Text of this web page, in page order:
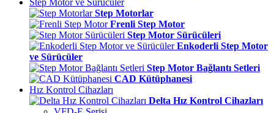
Step Motor ve Sürücüler
Step Motorlar
Frenli Step Motor
Step Motor Sürücüleri
Enkoderli Step Motor
ve Sürücüler
Step Motor Bağlantı Setleri
CAD Kütüphanesi
Hız Kontrol Cihazları
Delta Hız Kontrol Cihazları